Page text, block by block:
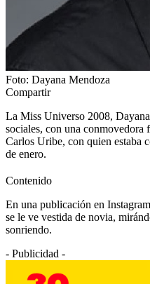
Foto: Dayana Mendoza
Compartir
La Miss Universo 2008,
sociales, con una conmovedora
Carlos Uribe, con quien estaba
de enero.
Contenido
En una publicación en
se le ve vestida de novia,
sonriendo.
- Publicidad -